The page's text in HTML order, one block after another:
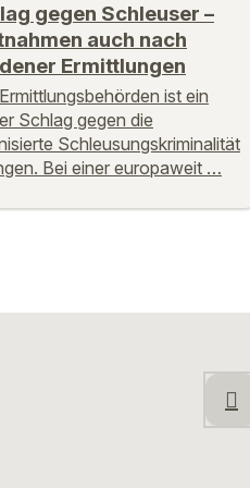
gegen Schleuser –
auch nach
Ermittlungen
ist ein
Schlag gegen die
Schleusungskriminalität
Bei einer europaweit …